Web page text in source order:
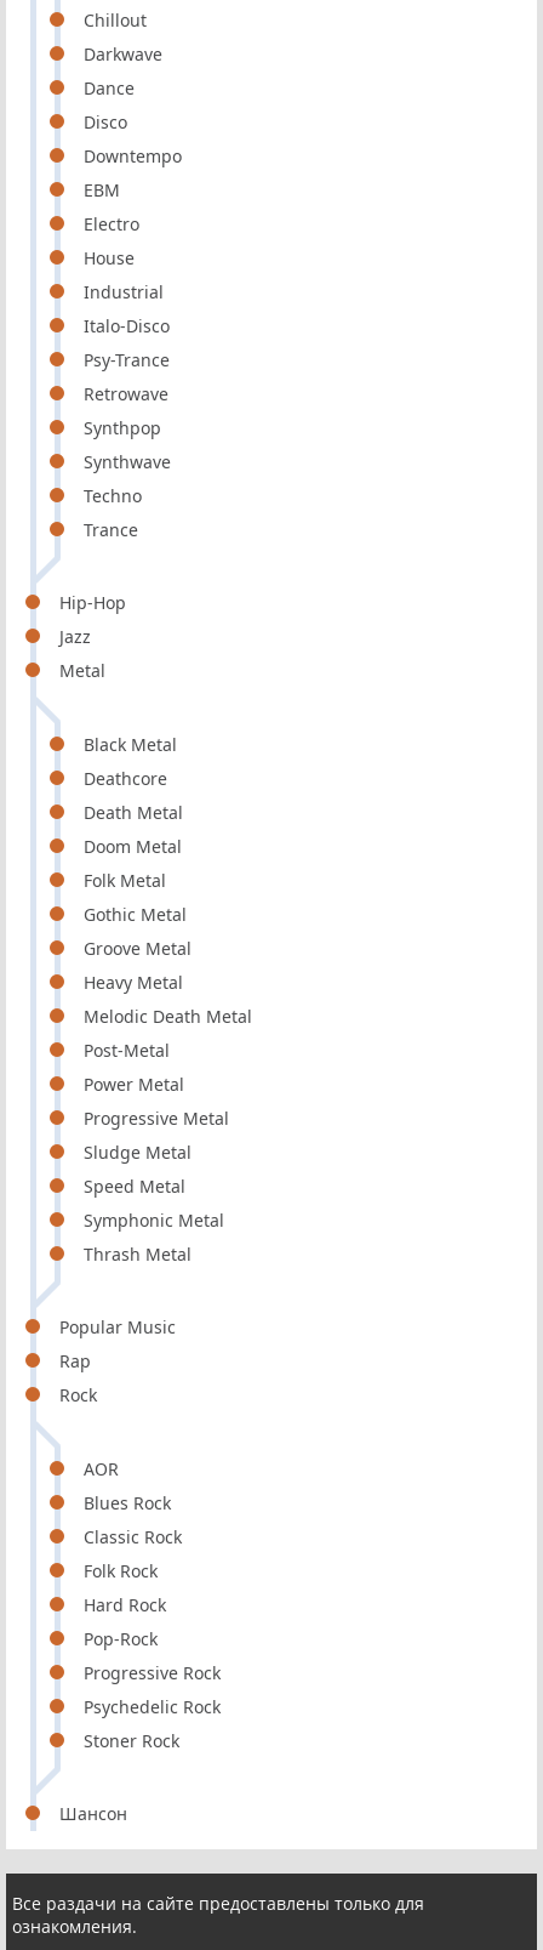
Chillout
Darkwave
Dance
Disco
Downtempo
EBM
Electro
House
Industrial
Italo-Disco
Psy-Trance
Retrowave
Synthpop
Synthwave
Techno
Trance
Hip-Hop
Jazz
Metal
Black Metal
Deathcore
Death Metal
Doom Metal
Folk Metal
Gothic Metal
Groove Metal
Heavy Metal
Melodic Death Metal
Post-Metal
Power Metal
Progressive Metal
Sludge Metal
Speed Metal
Symphonic Metal
Thrash Metal
Popular Music
Rap
Rock
AOR
Blues Rock
Classic Rock
Folk Rock
Hard Rock
Pop-Rock
Progressive Rock
Psychedelic Rock
Stoner Rock
Шансон
Все раздачи на сайте предоставлены только для
ознакомления.